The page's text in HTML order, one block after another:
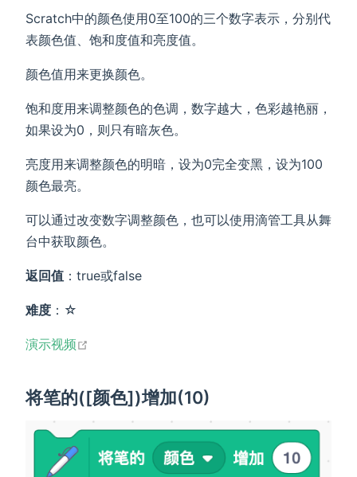
Scratch中的颜色使用0至100的三个数字表示，分别代
表颜色值、饱和度值和亮度值。
颜色值用来更换颜色。
饱和度用来调整颜色的色调，数字越大，色彩越艳丽，
如果设为0，则只有暗灰色。
亮度用来调整颜色的明暗，设为0完全变黑，设为100
颜色最亮。
可以通过改变数字调整颜色，也可以使用滴管工具从舞
台中获取颜色。
返回值 ：true或false
难度 ：☆
演示视频
将笔的([颜色])增加(10)